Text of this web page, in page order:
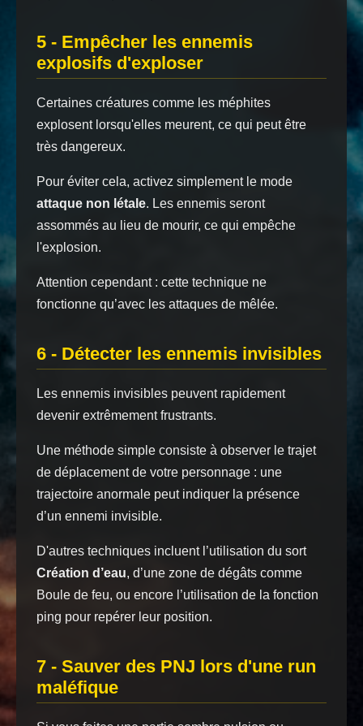
5 - Empêcher les ennemis
explosifs d'exploser
Certaines créatures comme les méphites
explosent lorsqu'elles meurent, ce qui peut être
très dangereux.
Pour éviter cela, activez simplement le mode
attaque non létale. Les ennemis seront
assommés au lieu de mourir, ce qui empêche
l'explosion.
Attention cependant : cette technique ne
fonctionne qu’avec les attaques de mêlée.
6 - Détecter les ennemis invisibles
Les ennemis invisibles peuvent rapidement
devenir extrêmement frustrants.
Une méthode simple consiste à observer le trajet
de déplacement de votre personnage : une
trajectoire anormale peut indiquer la présence
d’un ennemi invisible.
D'autres techniques incluent l’utilisation du sort
Création d’eau, d’une zone de dégâts comme
Boule de feu, ou encore l’utilisation de la fonction
ping pour repérer leur position.
7 - Sauver des PNJ lors d'une run
maléfique